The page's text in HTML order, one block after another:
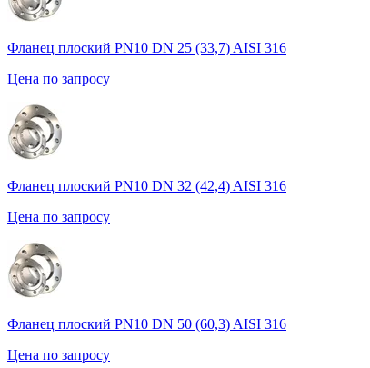
Фланец плоский PN10 DN 25 (33,7) AISI 316
Цена по запросу
Фланец плоский PN10 DN 32 (42,4) AISI 316
Цена по запросу
Фланец плоский PN10 DN 50 (60,3) AISI 316
Цена по запросу